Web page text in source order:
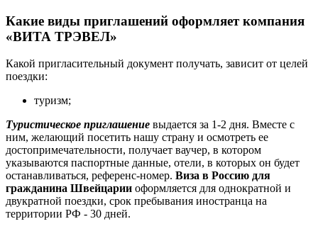
Какие виды приглашений оформляет компания
«ВИТА ТРЭВЕЛ»
Какой пригласительный документ получать, зависит от целей
поездки:
туризм;
Туристическое приглашение выдается за 1-2 дня. Вместе с
ним, желающий посетить нашу страну и осмотреть ее
достопримечательности, получает ваучер, в котором
указываются паспортные данные, отели, в которых он будет
останавливаться, референс-номер. Виза в Россию для
гражданина Швейцарии оформляется для однократной и
двукратной поездки, срок пребывания иностранца на
территории РФ - 30 дней.